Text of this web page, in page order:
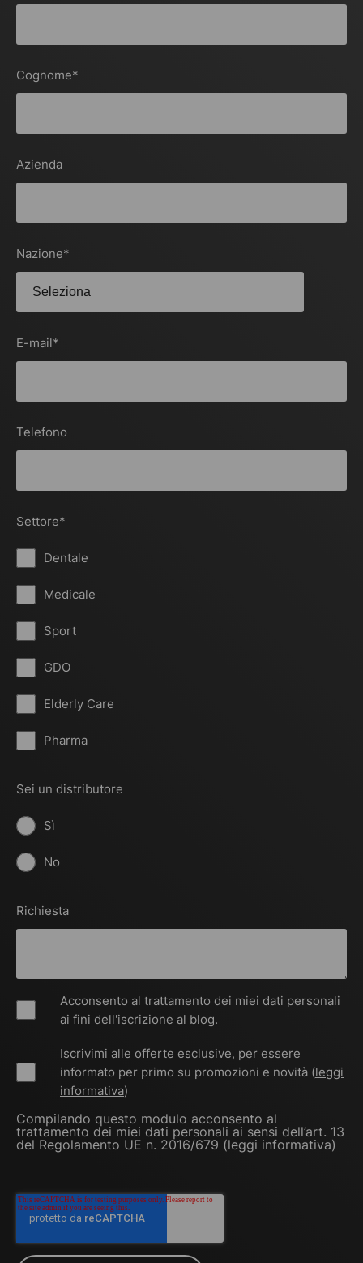
Cognome*
Azienda
Nazione*
E-mail*
Telefono
Settore*
Dentale
Medicale
Sport
GDO
Elderly Care
Pharma
Sei un distributore
Sì
No
Richiesta
Acconsento al trattamento dei miei dati personali
ai fini dell'iscrizione al blog.
Iscrivimi alle offerte esclusive, per essere
informato per primo su promozioni e novità (leggi
informativa)
Compilando questo modulo acconsento al
trattamento dei miei dati personali ai sensi dell’art. 13
del Regolamento UE n. 2016/679 (leggi informativa)